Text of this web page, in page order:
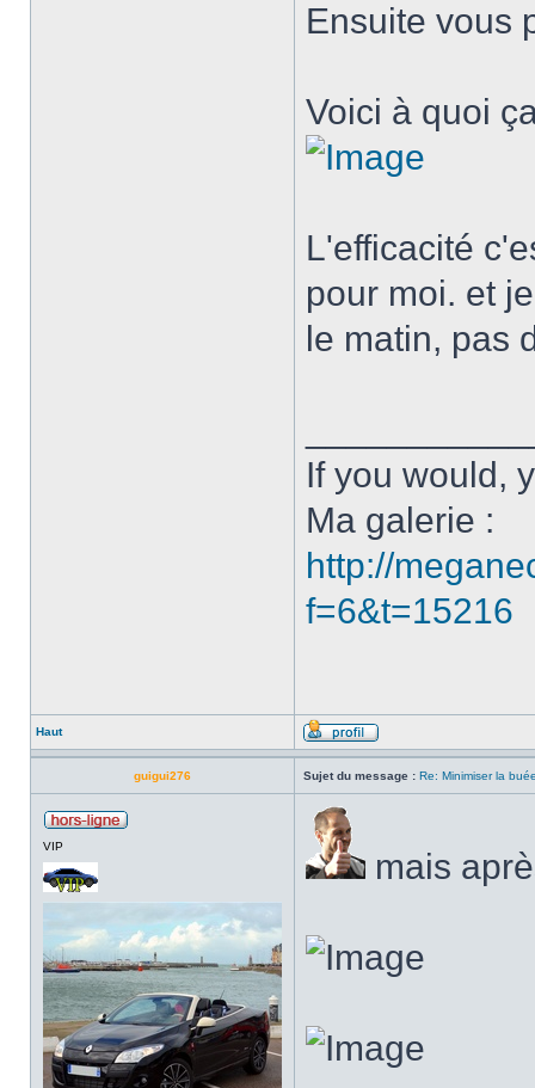
Ensuite vous
Voici à quoi
L'efficacité
pour moi. et
le matin, pas
If you would,
Ma galerie :
http://
f=6&t=15216
Haut
guigui276 Sujet du message : Re: Minimiser la
VIP
mais